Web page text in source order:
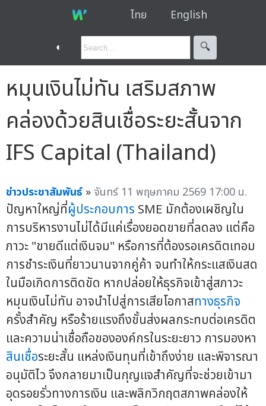
ไทย English
◐ 🔍︎
หมุนเงินไม่ทัน เสริมสภาพ
คล่องด้วยสินเชื่อระยะสั้นจาก
IFS Capital (Thailand)
ข่าวประชาสัมพันธ์ » จันทร์ 11 พฤษภาคม 2569 17:00 น.
ปัญหาใหญ่ที่ผู้ประกอบการ SME มักต้องเผชิญใน
การบริหารงานไม่ได้มีแค่เรื่องยอดขายที่ลดลง แต่คือ
ภาวะ "ขายดีแต่เงินจม" หรือการที่ต้องรอเครดิตเทอม
การชำระเงินที่ยาวนานจากคู่ค้า จนทำให้กระแสเงินสด
ในมือเกิดการติดขัด หากปล่อยให้ธุรกิจเข้าสู่สภาวะ
หมุนเงินไม่ทัน อาจนำไปสู่การเสียโอกาสทางธุรกิจ
ครั้งสำคัญ หรือร้ายแรงถึงขั้นส่งผลกระทบต่อเครดิต
และความน่าเชื่อถือขององค์กรในระยะยาว การมองหา
สินเชื่อระยะสั้น แหล่งเงินทุนที่เข้าถึงง่าย และพิจารณา
อนุมัติไว จึงกลายมาเป็นกุญแจสำคัญที่จะช่วยเข้ามา
อุดรอยรั่วทางการเงิน และพลิกวิกฤตสภาพคล่องให้